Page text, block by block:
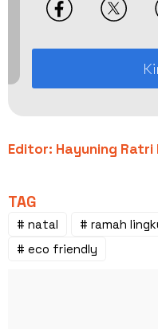
Editor: Hayuning Ratri
TAG
# natal # ramah
# eco friendly